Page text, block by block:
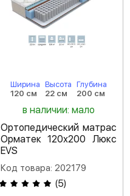
Ширина
120 см
Высота
22 см
Глубина
200 см
в наличии: мало
Ортопедический матрас
Орматек 120х200 Люкс
EVS
Код товара: 202179
(5)